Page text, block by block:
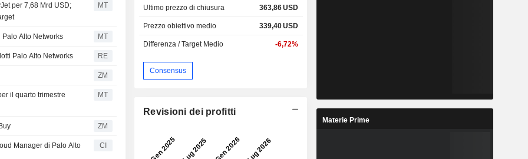
per 7,68 Mrd USD;
MT
Alto Networks MT
Palo Alto Networks RE
ZM
il quarto trimestre MT
ZM
Manager di Palo Alto CI
Ultimo prezzo di chiusura 363,86USD
Prezzo obiettivo medio 339,40USD
Differenza / Target Medio -6,72%
Consensus
Revisioni dei profitti
Materie Prime